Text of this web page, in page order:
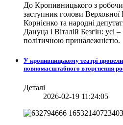
До Кропивницького з
заступник голови
Корнієнко та народні
Дануца і Віталій Безгін: усі
політичною приналежністю.
У кропивницькому театрі провели
повномасштабного вторгнення
Деталі
2026-02-19 11:24:05